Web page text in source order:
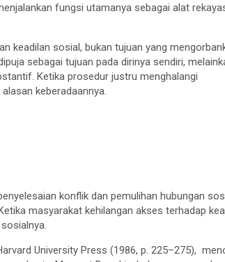
fungsi utamanya sebagai alat
keadilan sosial, bukan tujuan yang
sebagai tujuan pada dirinya sendiri,
Ketika prosedur justru menghalangi
keberadaannya.
konflik dan pemulihan hubungan
masyarakat kehilangan akses terhadap
University Press (1986, p. 225–275),